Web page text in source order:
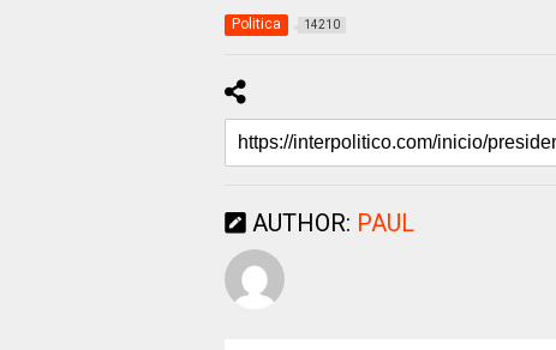
Politica 14210
AUTHOR: PAUL